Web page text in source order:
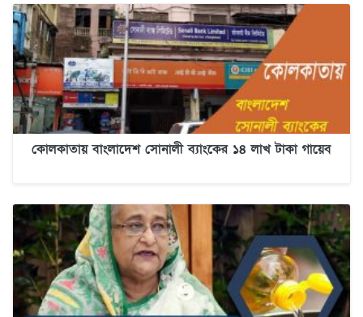
কোলকাতায় বাংলাদেশ সোনালী ব্যাংকের ১৪ লাখ টাকা গায়েব